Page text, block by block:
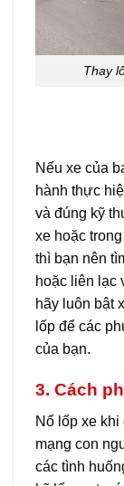
Thay
Nếu xe của
hành thực
và đúng kỹ
xe hoặc
thì bạn nên
hoặc liên lạc
hãy luôn bật
lốp để các
của bạn.
3. Cách
Nổ lốp xe khi
mạng con
các tình